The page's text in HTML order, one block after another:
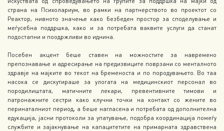
страна на Психолариум, во рамки на партнерството во проектот со
Реактор, нивното значење како безбеден простор за споделување и
меѓусебна поддршка, како и за потребата ваквите услуги да станат
подостапни и поодржливи во иднина.
Посебен акцент беше ставен на можностите за навремено
препознавање и адресирање на предизвиците поврзани со менталното
здравје на мајките во текот на бременоста и по породувањето. Во таа
насока се дискутираше за улогата на медицинскиот персонал во
породилиштата, матичните лекари, превентивните тимови и
патронажните сестри како клучни точки на контакт со жените во
перинаталниот период, а беше нагласена и потребата од дополнителна
едукација, јасни протоколи за упатување, подобра координација помеѓу
службите и зајакнување на капацитетите на примарната здравствена